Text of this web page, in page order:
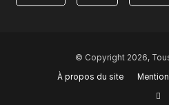
© Copyright 2026,
À propos du site